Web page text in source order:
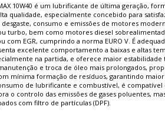
MAX 10W40 é um lubrificante de última geração,
qualidade, especialmente concebido para
consumo e emissões de motores
turbo, bem como motores diesel
com EGR, cumprindo a norma EURO V. É
excelente comportamento a baixas e altas
na partida, e oferece maior
e troca de óleo mais prolongados,
mínima formação de resíduos, garantindo
de lubrificante e combustível, é compatível
o controlo das emissões de gases poluentes,
com filtro de partículas (DPF).